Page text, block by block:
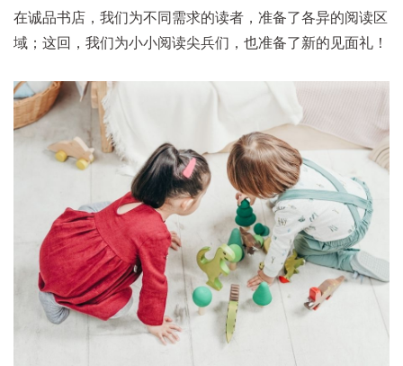
在诚品书店，我们为不同需求的读者，准备了各异的阅读区
域；这回，我们为小小阅读尖兵们，也准备了新的见面礼！